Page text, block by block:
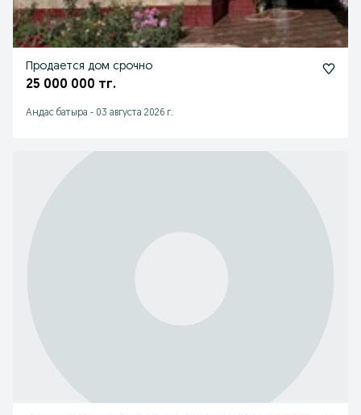
Продается дом срочно
25 000 000 тг.
Андас батыра - 03 августа 2026 г.